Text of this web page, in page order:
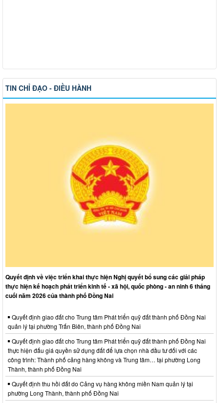
TIN CHỈ ĐẠO - ĐIỀU HÀNH
Quyết định về việc triển khai thực hiện Nghị quyết bổ sung các giải pháp
thực hiện kế hoạch phát triển kinh tế - xã hội, quốc phòng - an ninh 6 tháng
cuối năm 2026 của thành phố Đồng Nai
Quyết định giao đất cho Trung tâm Phát triển quỹ đất thành phố Đồng Nai
quản lý tại phường Trấn Biên, thành phố Đồng Nai
Quyết định giao đất cho Trung tâm Phát triển quỹ đất thành phố Đồng Nai
thực hiện đấu giá quyền sử dụng đất để lựa chọn nhà đầu tư đối với các
công trình: Thành phố cảng hàng không và Trung tâm… tại phường Long
Thành, thành phố Đồng Nai
Quyết định thu hồi đất do Cảng vụ hàng không miền Nam quản lý tại
phường Long Thành, thành phố Đồng Nai